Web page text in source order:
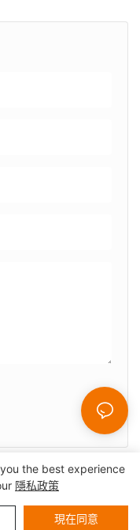
有限公司 |
the best experience
隱私政策
現在同意